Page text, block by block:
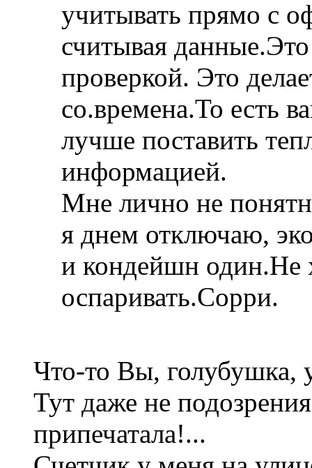
учитывать прямо с
считывая
проверкой. Это
со.времена.То есть
лучше поставить
информацией.
Мне лично не
я днем отключаю,
и кондейшн один.Не
оспаривать.Сорри.
Что-то Вы, голубушка,
Тут даже не
припечатала!...